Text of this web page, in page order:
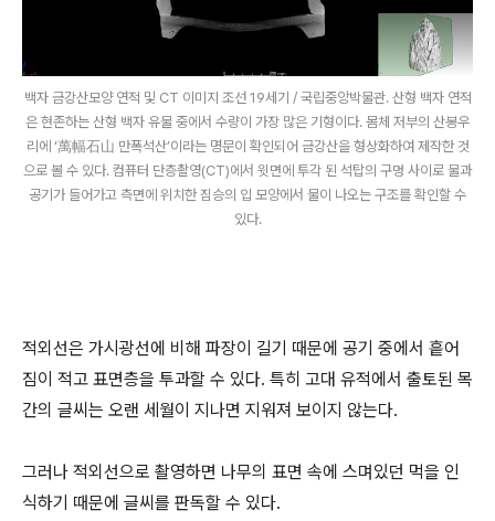
백자 금강산모양 연적 및 CT 이미지 조선 19세기 / 국립중앙박물관. 산형 백자 연적
은 현존하는 산형 백자 유물 중에서 수량이 가장 많은 기형이다. 몸체 저부의 산봉우
리에 ‘萬幅石山 만폭석산’이라는 명문이 확인되어 금강산을 형상화하여 제작한 것
으로 볼 수 있다. 컴퓨터 단층촬영(CT)에서 윗면에 투각 된 석탑의 구멍 사이로 물과
공기가 들어가고 측면에 위치한 짐승의 입 모양에서 물이 나오는 구조를 확인할 수
있다.
적외선은 가시광선에 비해 파장이 길기 때문에 공기 중에서 흩어
짐이 적고 표면층을 투과할 수 있다. 특히 고대 유적에서 출토된 목
간의 글씨는 오랜 세월이 지나면 지워져 보이지 않는다.
그러나 적외선으로 촬영하면 나무의 표면 속에 스며있던 먹을 인
식하기 때문에 글씨를 판독할 수 있다.